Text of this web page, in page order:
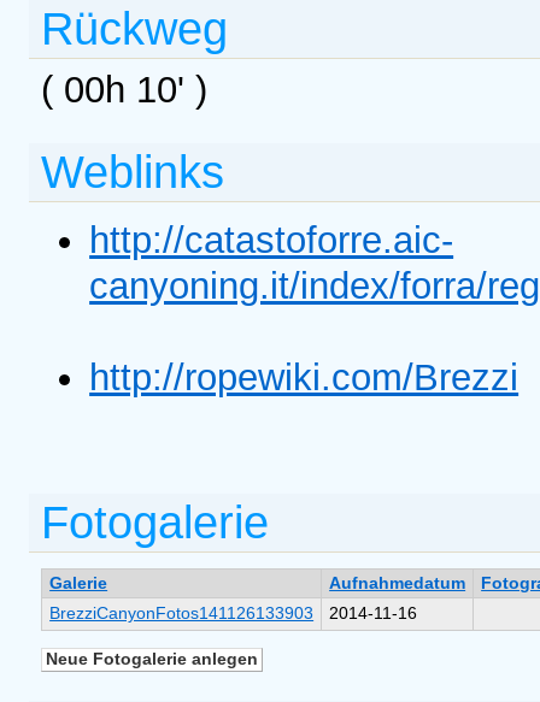
Rückweg
( 00h 10' )
Weblinks
http://catastoforre.aic-
canyoning.it/index/forra/
http://ropewiki.com/Brezzi
Fotogalerie
Galerie Aufnahmedatum
BrezziCanyonFotos141126133903
2014-11-16